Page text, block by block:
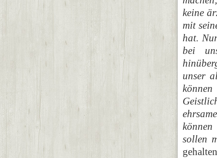
keine
mit
hat.
bei
unser
sollen